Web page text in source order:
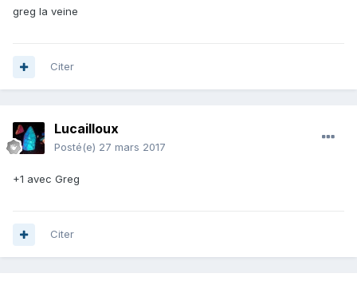
greg la veine
Citer
Lucailloux
Posté(e) 27 mars 2017
+1 avec Greg
Citer